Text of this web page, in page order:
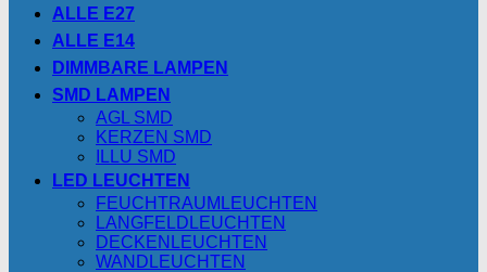
ALLE E27
ALLE E14
DIMMBARE LAMPEN
SMD LAMPEN
AGL SMD
KERZEN SMD
ILLU SMD
LED LEUCHTEN
FEUCHTRAUMLEUCHTEN
LANGFELDLEUCHTEN
DECKENLEUCHTEN
WANDLEUCHTEN